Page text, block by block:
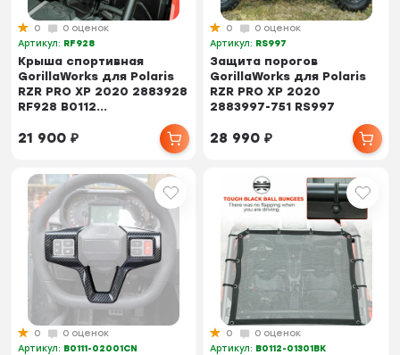
0
0 оценок
Артикул: RF928
Крыша спортивная
GorillaWorks для Polaris
RZR PRO XP 2020 2883928
RF928 B0112...
21 900₽
0
0 оценок
Артикул: RS997
Защита порогов
GorillaWorks для Polaris
RZR PRO XP 2020
2883997-751 RS997
28 990₽
0
0 оценок
Артикул: B0111-02001CN
0
0 оценок
Артикул: B0112-01301BK